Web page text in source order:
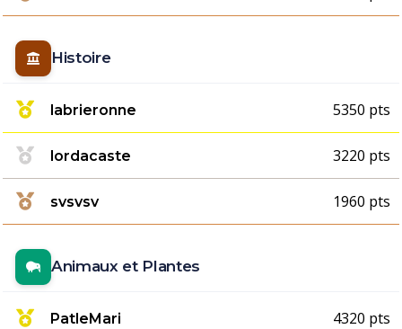
Histoire
labrieronne 5350 pts
lordacaste 3220 pts
svsvsv 1960 pts
Animaux et Plantes
PatleMari 4320 pts